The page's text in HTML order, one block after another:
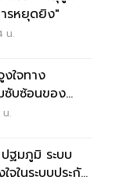
รหยุดยิง"
น.
งใจทาง
ซับซ้อนของ
น.
ฐมภูมิ ระบบ
จในระบบประกัน